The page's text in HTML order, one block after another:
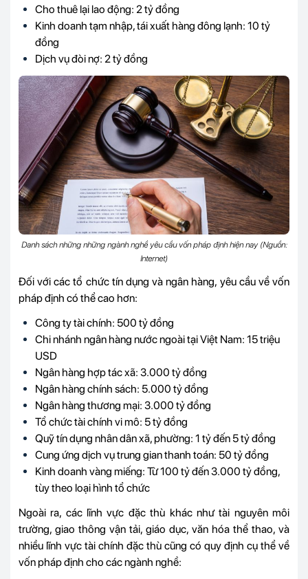
Cho thuê lại lao động: 2 tỷ đồng
Kinh doanh tạm nhập, tái xuất hàng đông lạnh: 10 tỷ
đồng
Dịch vụ đòi nợ: 2 tỷ đồng
Danh sách những những ngành nghề yêu cầu vốn pháp định hiện nay (Nguồn:
Internet)
Đối với các tổ chức tín dụng và ngân hàng, yêu cầu về vốn
pháp định có thể cao hơn:
Công ty tài chính: 500 tỷ đồng
Chi nhánh ngân hàng nước ngoài tại Việt Nam: 15 triệu
USD
Ngân hàng hợp tác xã: 3.000 tỷ đồng
Ngân hàng chính sách: 5.000 tỷ đồng
Ngân hàng thương mại: 3.000 tỷ đồng
Tổ chức tài chính vi mô: 5 tỷ đồng
Quỹ tín dụng nhân dân xã, phường: 1 tỷ đến 5 tỷ đồng
Cung ứng dịch vụ trung gian thanh toán: 50 tỷ đồng
Kinh doanh vàng miếng: Từ 100 tỷ đến 3.000 tỷ đồng,
tùy theo loại hình tổ chức
Ngoài ra, các lĩnh vực đặc thù khác như tài nguyên môi
trường, giao thông vận tải, giáo dục, văn hóa thể thao, và
nhiều lĩnh vực tài chính đặc thù cũng có quy định cụ thể về
vốn pháp định cho các ngành nghề: